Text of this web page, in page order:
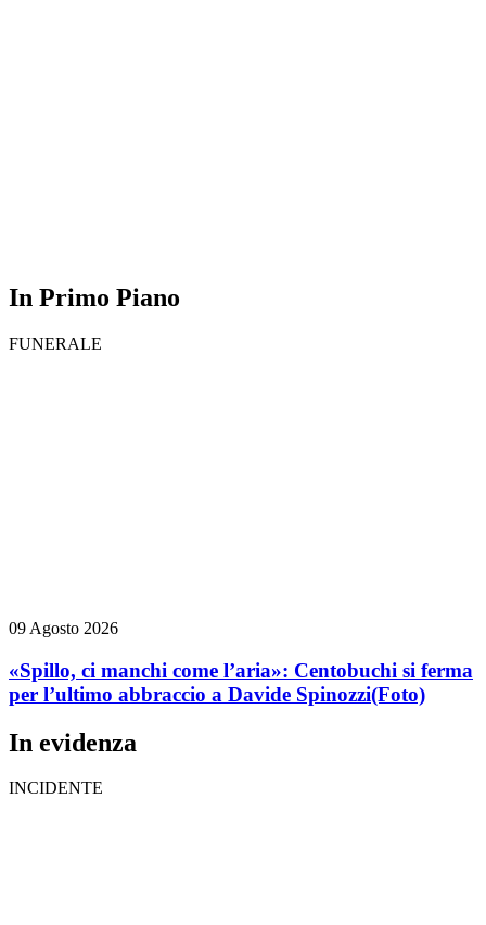
In Primo Piano
FUNERALE
09 Agosto 2026
«Spillo, ci manchi come l’aria»: Centobuchi si ferma
per l’ultimo abbraccio a Davide Spinozzi(Foto)
In evidenza
INCIDENTE